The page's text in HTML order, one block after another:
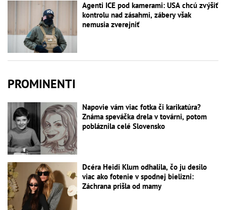
Agenti ICE pod kamerami: USA chcú zvýšiť
kontrolu nad zásahmi, zábery však
nemusia zverejniť
PROMINENTI
Napovie vám viac fotka či karikatúra?
Známa speváčka drela v továrni, potom
pobláznila celé Slovensko
Dcéra Heidi Klum odhalila, čo ju desilo
viac ako fotenie v spodnej bielizni:
Záchrana prišla od mamy